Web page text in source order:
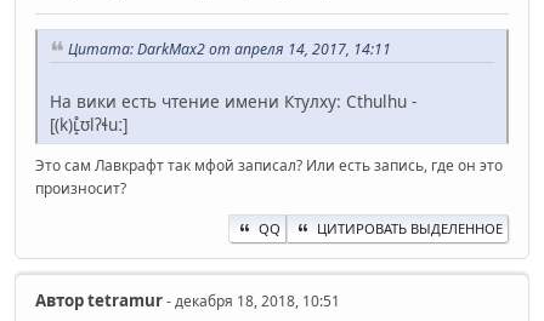
Цитата: DarkMax2 от апреля 14, 2017, 14:11
На вики есть чтение имени Ктулху: Cthulhu -
[(k)ʟ̝̊ʊlʔɬuː]
Это сам Лавкрафт так мфой записал? Или есть запись, где он это
произносит?
QQ ЦИТИРОВАТЬ ВЫДЕЛЕННОЕ
Авторtetramur- декабря 18, 2018, 10:51